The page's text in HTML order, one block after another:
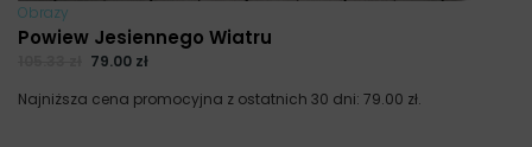
Obrazy
Powiew Jesiennego Wiatru
79.00 zł
Najniższa cena promocyjna z ostatnich 30 dni: 79.00 zł.